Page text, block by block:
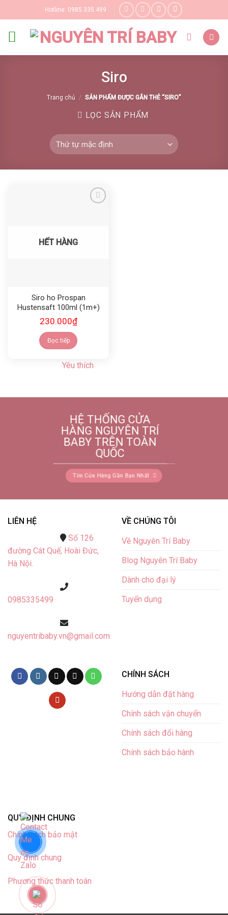
to
content
Hotline: 0985.335.499
Siro
Trang chủ / SẢN PHẨM ĐƯỢC GẮN THẺ “SIRO”
LỌC SẢN PHẨM
HẾT HÀNG
Siro ho Prospan
Hustensaft 100ml (1m+)
230.000₫
Đọc tiếp
Yêu thích
HỆ THỐNG CỬA
HÀNG NGUYÊN TRÍ
BABY TRÊN TOÀN
QUỐC
Tìm Cửa Hàng Gần Bạn Nhất
LIÊN HỆ
Số 126
đường Cát Quế, Hoài Đức,
Hà Nội.
0985335499
nguyentribaby.vn@gmail.com
VỀ CHÚNG TÔI
Về Nguyên Trí Baby
Blog Nguyên Trí Baby
Dành cho đại lý
Tuyển dụng
CHÍNH SÁCH
Hướng dẫn đặt hàng
Chính sách vận chuyển
Chính sách đổi hàng
Chính sách bảo hành
QUY ĐỊNH CHUNG
Chính sách bảo mật
Quy định chung
Phương thức thanh toán